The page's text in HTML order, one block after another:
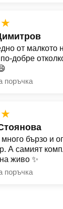
от малкото
добре
поръчка
бързо и
А самият
живо ✨
поръчка